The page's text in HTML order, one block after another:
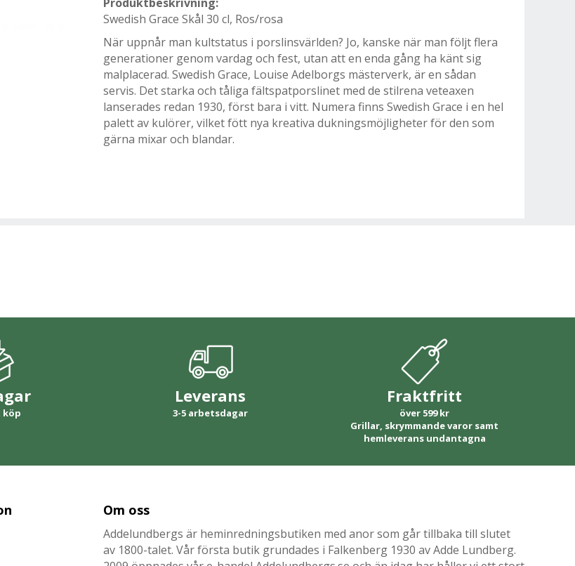
Swedish Grace Skål 30 cl, Ros/rosa
När uppnår man kultstatus i porslinsvärlden? Jo, kanske när man följt flera
generationer genom vardag och fest, utan att en enda gång ha känt sig
malplacerad. Swedish Grace, Louise Adelborgs mästerverk, är en sådan
servis. Det starka och tåliga fältspatporslinet med de stilrena veteaxen
lanserades redan 1930, först bara i vitt. Numera finns Swedish Grace i en hel
palett av kulörer, vilket fött nya kreativa dukningsmöjligheter för den som
gärna mixar och blandar.
köp
Leverans
3-5 arbetsdagar
Fraktfritt
över 599 kr
Grillar, skrymmande varor samt
hemleverans undantagna
Om oss
Addelundbergs är heminredningsbutiken med anor som går tillbaka till slutet
av 1800-talet. Vår första butik grundades i Falkenberg 1930 av Adde Lundberg.